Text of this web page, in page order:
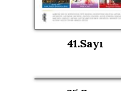
41.Sayı